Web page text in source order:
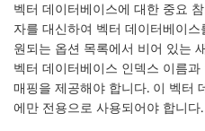
벡터 데이터베이스에 대한 중요
자를 대신하여 벡터 데이터베이
원되는 옵션 목록에서 비어 있는
벡터 데이터베이스 인덱스 이름
매핑을 제공해야 합니다. 이 벡터
에만 전용으로 사용되어야 합니다.